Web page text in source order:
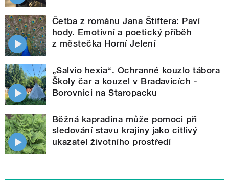
Četba z románu Jana Štiftera: Paví
hody. Emotivní a poetický příběh
z městečka Horní Jelení
„Salvio hexia“. Ochranné kouzlo tábora
Školy čar a kouzel v Bradavicích -
Borovnici na Staropacku
Běžná kapradina může pomoci při
sledování stavu krajiny jako citlivý
ukazatel životního prostředí